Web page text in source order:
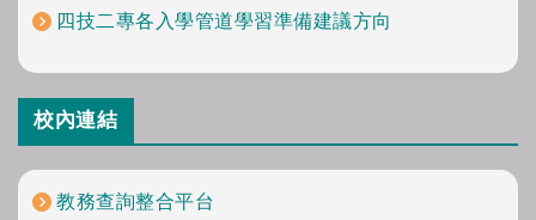
四技二專各入學管道學習準備建議方向
校內連結
教務查詢整合平台